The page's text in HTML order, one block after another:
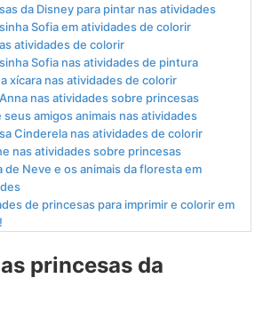
da Disney para pintar nas atividades
Sofia em atividades de colorir
atividades de colorir
Sofia nas atividades de pintura
xícara nas atividades de colorir
nas atividades sobre princesas
seus amigos animais nas atividades
Cinderela nas atividades de colorir
nas atividades sobre princesas
de Neve e os animais da floresta em
de princesas para imprimir e colorir em
princesas da